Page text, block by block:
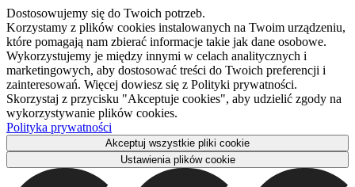
Dostosowujemy się do Twoich potrzeb.
Korzystamy z plików cookies instalowanych na Twoim urządzeniu,
które pomagają nam zbierać informacje takie jak dane osobowe.
Wykorzystujemy je między innymi w celach analitycznych i
marketingowych, aby dostosować treści do Twoich preferencji i
zainteresowań. Więcej dowiesz się z Polityki prywatności.
Skorzystaj z przycisku "Akceptuje cookies", aby udzielić zgody na
wykorzystywanie plików cookies.
Polityka prywatności
Akceptuj wszystkie pliki cookie
Ustawienia plików cookie